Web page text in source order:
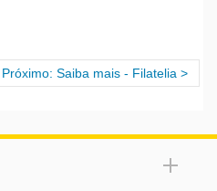
Próximo: Saiba mais - Filatelia